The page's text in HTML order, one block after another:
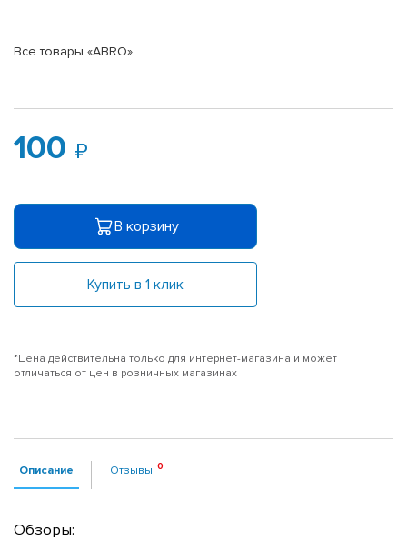
Все товары «ABRO»
100
В корзину
Купить в 1 клик
*Цена действительна только для интернет-магазина и может
отличаться от цен в розничных магазинах
Описание Отзывы
Обзоры: